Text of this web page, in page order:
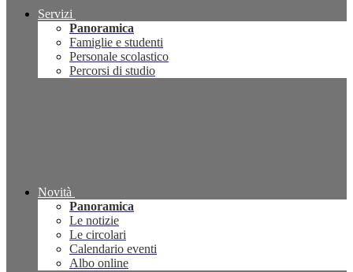
Servizi
Panoramica
Famiglie e studenti
Personale scolastico
Percorsi di studio
Novità
Panoramica
Le notizie
Le circolari
Calendario eventi
Albo online